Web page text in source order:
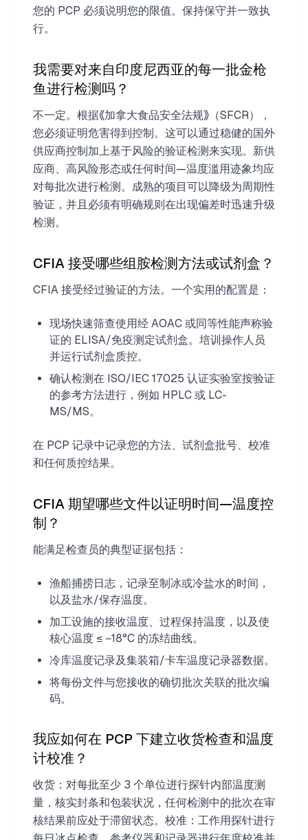
您的 PCP 必须说明您的限值。保持保守并一致执
行。
我需要对来自印度尼西亚的每一批金枪
鱼进行检测吗？
不一定。根据《加拿大食品安全法规》（SFCR），
您必须证明危害得到控制。这可以通过稳健的国外
供应商控制加上基于风险的验证检测来实现。新供
应商、高风险形态或任何时间—温度滥用迹象均应
对每批次进行检测。成熟的项目可以降级为周期性
验证，并且必须有明确规则在出现偏差时迅速升级
检测。
CFIA 接受哪些组胺检测方法或试剂盒？
CFIA 接受经过验证的方法。一个实用的配置是：
现场快速筛查使用经 AOAC 或同等性能声称验
证的 ELISA/免疫测定试剂盒。培训操作人员
并运行试剂盒质控。
确认检测在 ISO/IEC 17025 认证实验室按验证
的参考方法进行，例如 HPLC 或 LC-
MS/MS。
在 PCP 记录中记录您的方法、试剂盒批号、校准
和任何质控结果。
CFIA 期望哪些文件以证明时间—温度控
制？
能满足检查员的典型证据包括：
渔船捕捞日志，记录至制冰或冷盐水的时间，
以及盐水/保存温度。
加工设施的接收温度、过程保持温度，以及使
核心温度 ≤ −18°C 的冻结曲线。
冷库温度记录及集装箱/卡车温度记录器数据。
将每份文件与您接收的确切批次关联的批次编
码。
我应如何在 PCP 下建立收货检查和温度
计校准？
收货：对每批至少 3 个单位进行探针内部温度测
量，核实封条和包装状况，任何检测中的批次在审
核结果前应处于滞留状态。校准：工作用探针进行